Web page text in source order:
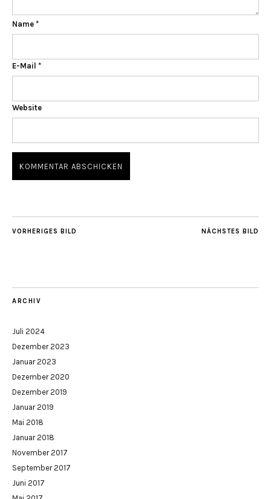
Name *
E-Mail *
Website
NÄCHSTES BILD
VORHERIGES BILD
ARCHIV
Juli 2024
Dezember 2023
Januar 2023
Dezember 2020
Dezember 2019
Januar 2019
Mai 2018
Januar 2018
November 2017
September 2017
Juni 2017